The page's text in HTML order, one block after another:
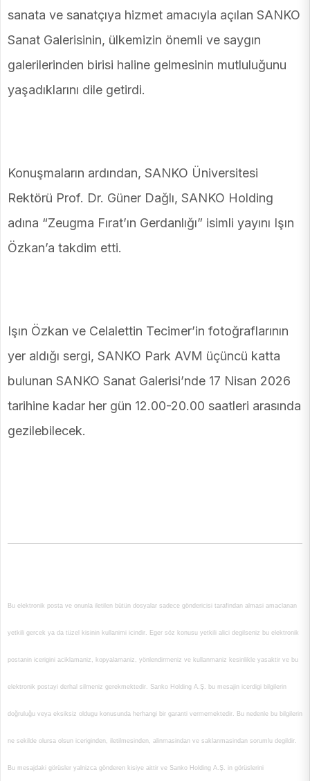
sanata ve sanatçıya hizmet amacıyla açılan SANKO
Sanat Galerisinin, ülkemizin önemli ve saygın
galerilerinden birisi haline gelmesinin mutluluğunu
yaşadıklarını dile getirdi.
Konuşmaların ardından, SANKO Üniversitesi
Rektörü Prof. Dr. Güner Dağlı, SANKO Holding
adına “Zeugma Fırat’ın Gerdanlığı” isimli yayını Işın
Özkan’a takdim etti.
Işın Özkan ve Celalettin Tecimer’in fotoğraflarının
yer aldığı sergi, SANKO Park AVM üçüncü katta
bulunan SANKO Sanat Galerisi’nde 17 Nisan 2026
tarihine kadar her gün 12.00-20.00 saatleri arasında
gezilebilecek.
Bu elektronik posta ve onunla iletilen bütün dosyalar sadece göndericisi tarafindan almasi amaclanan
yetkili gercek ya da tüzel kisinin kullanimi icindir. Eger söz konusu yetkili alici degilseniz bu elektronik
postanin icerigini aciklamaniz, kopyalamaniz, yönlendirmeniz ve kullanmaniz kesinlikle yasaktir ve bu
elektronik postayi derhal silmeniz gerekmektedir. Sanko Holding A.Ş. bu mesajin icerdigi bilgilerin
doğruluğu veya eksiksiz oldugu konusunda herhangi bir garanti vermemektedir. Bu nedenle bu bilgilerin
ne sekilde olursa olsun iceriginden, iletilmesinden, alinmasindan ve saklanmasindan sorumlu degildir.
Bu mesajdaki görüsler yalnizca gönderen kisiye aittir ve Sanko Holding A.Ş. in görüslerini